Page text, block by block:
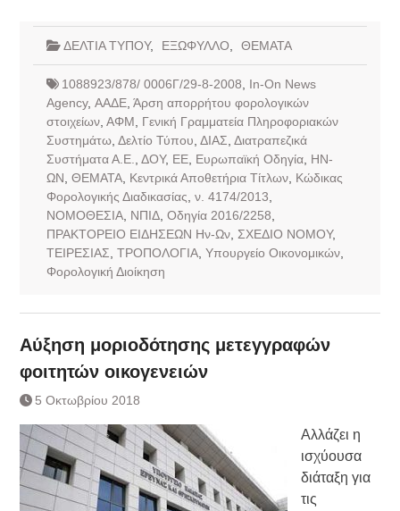
ΔΕΛΤΙΑ ΤΥΠΟΥ, ΕΞΩΦΥΛΛΟ ΘΕΜΑΤΑ
1088923/878/ 0006Γ/29-8-2008
In-On News
Agency, ΑΑΔΕ, Άρση απορρήτου φορολογικών
στοιχείων, ΑΦΜ
Γενική Γραμματεία Πληροφοριακών
Συστημάτω, Δελτίο Τύπου ΔΙΑΣ Διατραπεζικά
Συστήματα Α.Ε.
ΔΟΥ, ΕΕ, Ευρωπαϊκή Οδηγία, ΗΝ-
ΩΝ ΘΕΜΑΤΑ, Κεντρικά Αποθετήρια Τίτλων, Κώδικας
Φορολογικής Διαδικασίας ν. 4174/2013
ΝΟΜΟΘΕΣΙΑ, ΝΠΙΔ, Οδηγία 2016/2258
ΠΡΑΚΤΟΡΕΙΟ ΕΙΔΗΣΕΩΝ Ην-Ων, ΣΧΕΔΙΟ ΝΟΜΟΥ,
ΤΕΙΡΕΣΙΑΣ ΤΡΟΠΟΛΟΓΙΑ, Υπουργείο Οικονομικών,
Φορολογική Διοίκηση
Αύξηση μοριοδότησης μετεγγραφών
φοιτητών οικογενειών
5 Οκτωβρίου 2018
Αλλάζει η
ισχύουσα
διάταξη για
τις